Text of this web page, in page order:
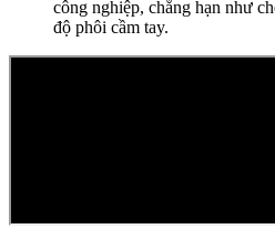
công nghiệp, chẳng hạn như
độ phôi cầm tay.